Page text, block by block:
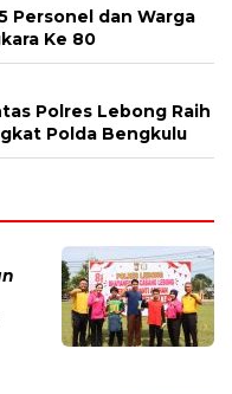
Personel dan Warga
Ke 80
Polres Lebong Raih
Polda Bengkulu